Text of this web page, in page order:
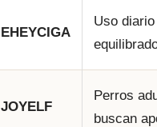
EHEYCIGA
Uso
JOYELF
Perros
buscan